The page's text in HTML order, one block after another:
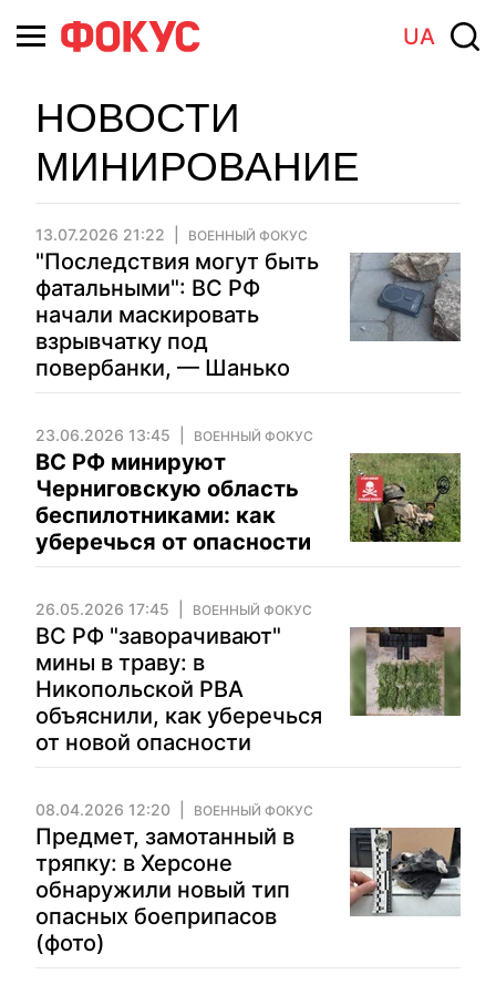
UA
НОВОСТИ
МИНИРОВАНИЕ
13.07.2026 21:22 ВОЕННЫЙ ФОКУС
"Последствия могут быть
фатальными": ВС РФ
начали маскировать
взрывчатку под
повербанки, — Шанько
23.06.2026 13:45 ВОЕННЫЙ ФОКУС
ВС РФ минируют
Черниговскую область
беспилотниками: как
уберечься от опасности
26.05.2026 17:45 ВОЕННЫЙ ФОКУС
ВС РФ "заворачивают"
мины в траву: в
Никопольской РВА
объяснили, как уберечься
от новой опасности
08.04.2026 12:20 ВОЕННЫЙ ФОКУС
Предмет, замотанный в
тряпку: в Херсоне
обнаружили новый тип
опасных боеприпасов
(фото)